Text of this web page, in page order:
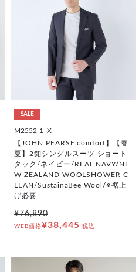
SALE
M2552-1_X
【JOHN PEARSE comfort】【春
夏】2釦シングルスーツ ショート
タック/ネイビー/REAL NAVY/NE
W ZEALAND WOOLSHOWER C
LEAN/SustainaBee Wool/※裾上
げ必要
¥76,890
WEB価格¥38,445 税込